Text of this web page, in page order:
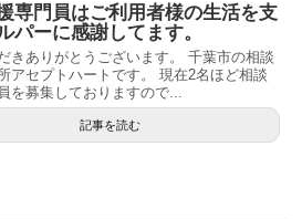
専門員はご利用者様の生活を支
パーに感謝してます。
きありがとうございます。 千葉市の相談
アセプトハートです。 現在2名ほど相談
を募集しておりますので...
記事を読む